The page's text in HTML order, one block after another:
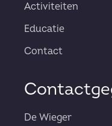
Activiteiten
Educatie
Contact
De Wieger